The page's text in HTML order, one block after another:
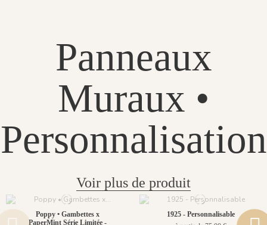
Panneaux
Muraux •
Personnalisation
Voir plus de produit
Poppy • Gambettes x
PaperMint Série Limitée -
1925 - Personnalisable